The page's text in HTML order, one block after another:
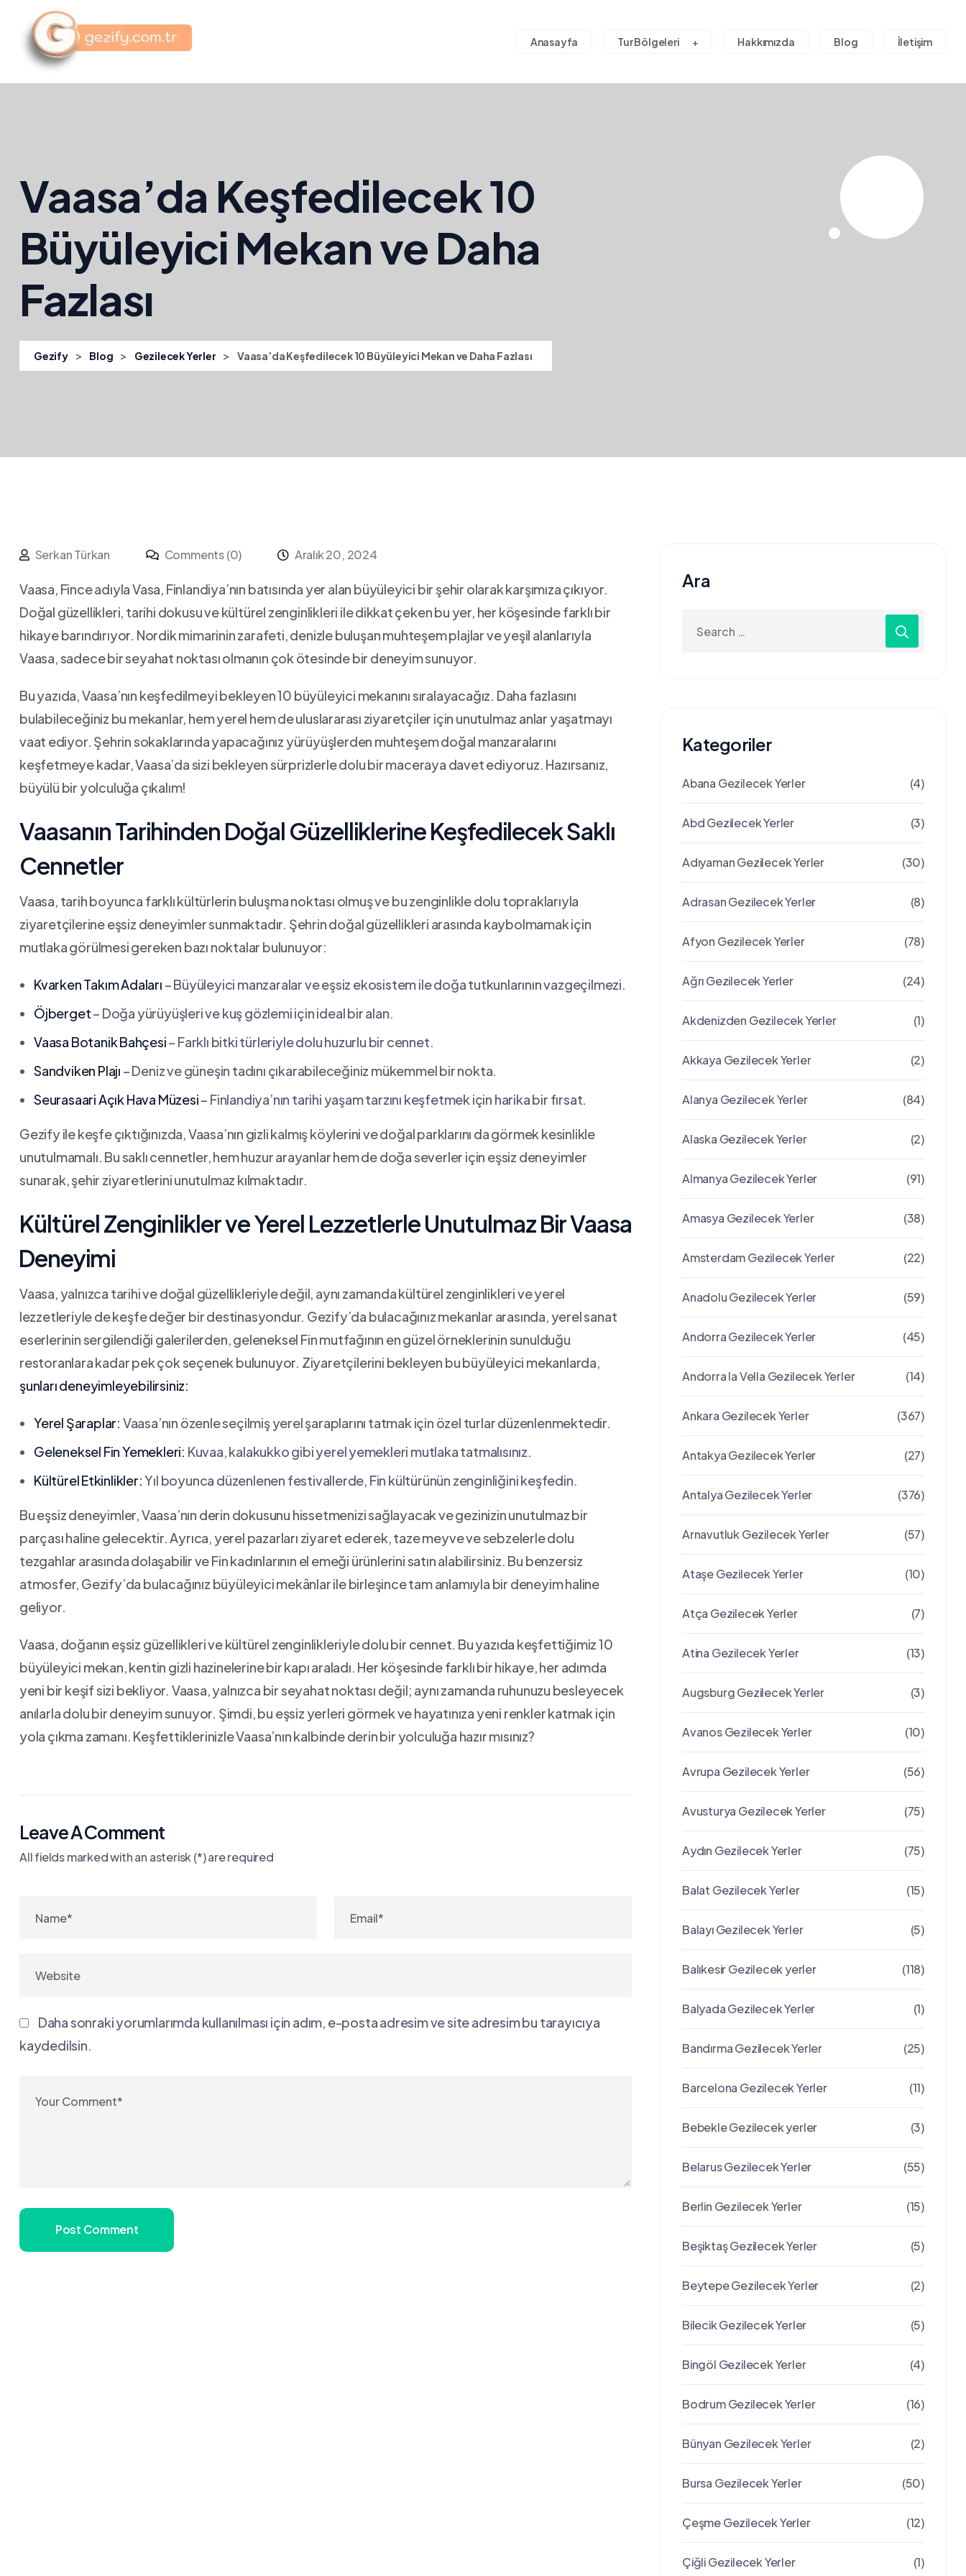
Anasayfa Tur Bölgeleri Hakkımızda Blog İletişim
Vaasa’da Keşfedilecek 10
Büyüleyici Mekan ve Daha
Fazlası
Gezify > Blog > Gezilecek Yerler > Vaasa’da Keşfedilecek 10 Büyüleyici Mekan ve Daha Fazlası
Serkan Türkan Comments (0) Aralık 20, 2024
Vaasa, Fince adıyla Vasa, Finlandiya’nın batısında yer alan büyüleyici bir şehir olarak karşımıza çıkıyor.
Doğal güzellikleri,‌ tarihi dokusu ve kültürel zenginlikleri ile⁢ dikkat⁢ çeken bu yer, her köşesinde farklı bir
hikaye barındırıyor. Nordik mimarinin zarafeti, denizle buluşan muhteşem plajlar ve yeşil alanlarıyla
Vaasa, sadece bir seyahat noktası olmanın çok⁣ ötesinde bir deneyim sunuyor.
Bu yazıda, Vaasa’nın keşfedilmeyi bekleyen 10 büyüleyici mekanını sıralayacağız. Daha ⁣fazlasını
bulabileceğiniz⁣ bu mekanlar, hem yerel hem de⁤ uluslararası ⁣ziyaretçiler için unutulmaz anlar yaşatmayı​
vaat⁣ ediyor. Şehrin sokaklarında yapacağınız yürüyüşlerden muhteşem doğal manzaralarını‌
keşfetmeye kadar, Vaasa’da sizi bekleyen sürprizlerle dolu bir maceraya davet ediyoruz. Hazırsanız,‍
büyülü bir yolculuğa çıkalım!
Vaasanın Tarihinden Doğal Güzelliklerine Keşfedilecek Saklı
Cennetler
Vaasa, tarih boyunca farklı⁢ kültürlerin buluşma​ noktası ‍olmuş ve bu zenginlikle dolu topraklarıyla
ziyaretçilerine eşsiz deneyimler sunmaktadır. Şehrin doğal güzellikleri arasında kaybolmamak için
mutlaka görülmesi gereken bazı noktalar‍ bulunuyor:
Kvarken Takım Adaları – Büyüleyici manzaralar ve eşsiz ekosistem ile doğa tutkunlarının vazgeçilmezi.
Öjberget– Doğa yürüyüşleri ve kuş gözlemi için ideal bir alan.
Vaasa Botanik ⁣Bahçesi– Farklı bitki türleriyle dolu huzurlu ‌bir​ cennet.
Sandviken Plajı – Deniz ve güneşin‌ tadını ​çıkarabileceğiniz mükemmel bir nokta.
Seurasaari Açık Hava Müzesi– Finlandiya’nın tarihi yaşam tarzını keşfetmek için harika bir fırsat.
Gezify ile keşfe çıktığınızda, Vaasa’nın⁢ gizli kalmış köylerini ve doğal parklarını da görmek‌ kesinlikle
unutulmamalı. Bu saklı cennetler, hem huzur arayanlar hem de doğa severler için eşsiz deneyimler
sunarak, şehir ziyaretlerini⁢ unutulmaz kılmaktadır.
Kültürel Zenginlikler ve ​Yerel Lezzetlerle Unutulmaz Bir Vaasa
⁢Deneyimi
Vaasa, yalnızca tarihi ve doğal güzellikleriyle değil, aynı zamanda kültürel zenginlikleri ve yerel
⁤lezzetleriyle de keşfe değer bir destinasyondur. ⁣Gezify’da bulacağınız mekanlar arasında, yerel sanat
eserlerinin sergilendiği galerilerden, geleneksel Fin mutfağının‌ en güzel örneklerinin sunulduğu ​
restoranlara kadar pek çok seçenek bulunuyor. Ziyaretçilerini bekleyen bu‌ büyüleyici mekanlarda,
şunları deneyimleyebilirsiniz:
Yerel Şaraplar: Vaasa’nın özenle seçilmiş yerel şaraplarını tatmak için özel turlar düzenlenmektedir.
Geleneksel Fin Yemekleri: Kuvaa, kalakukko gibi ‍yerel ⁣yemekleri mutlaka tatmalısınız.
Kültürel ⁤Etkinlikler:Yıl boyunca düzenlenen festivallerde, Fin kültürünün zenginliğini keşfedin.
Bu eşsiz deneyimler, Vaasa’nın derin dokusunu hissetmenizi sağlayacak ve gezinizin unutulmaz bir
parçası ⁤haline gelecektir. Ayrıca, yerel pazarları ziyaret ederek, taze meyve ve sebzelerle dolu
tezgahlar arasında dolaşabilir⁤ ve ​Fin kadınlarının el emeği ürünlerini satın alabilirsiniz. Bu benzersiz
atmosfer, Gezify’da bulacağınız büyüleyici ⁣mekânlar ile birleşince tam anlamıyla bir deneyim haline
geliyor.
Vaasa, doğanın eşsiz ‍güzellikleri ve kültürel zenginlikleriyle dolu bir cennet. Bu yazıda ⁢keşfettiğimiz 10
büyüleyici​ mekan, kentin gizli hazinelerine ⁣bir kapı araladı. Her köşesinde farklı⁢ bir​ hikaye,⁤ her adımda
⁤yeni bir keşif sizi bekliyor. Vaasa, ‌yalnızca bir seyahat noktası değil; aynı zamanda ruhunuzu⁢ besleyecek
anılarla dolu ⁣bir deneyim sunuyor. Şimdi, bu eşsiz yerleri görmek ve hayatınıza yeni renkler‌ katmak için
yola çıkma zamanı. Keşfettiklerinizle Vaasa’nın kalbinde derin bir yolculuğa hazır mısınız?
Leave A Comment
All fields marked with an asterisk (*) are required
Daha sonraki yorumlarımda kullanılması için adım, e-posta adresim ve site adresim bu tarayıcıya
kaydedilsin.
Post Comment
Ara
for:
Kategoriler
Abana Gezilecek Yerler (4)
Abd Gezilecek Yerler (3)
Adıyaman Gezilecek Yerler (30)
Adrasan Gezilecek Yerler (8)
Afyon Gezilecek Yerler (78)
Ağrı Gezilecek Yerler (24)
Akdenizden Gezilecek Yerler (1)
Akkaya Gezilecek Yerler (2)
Alanya Gezilecek Yerler (84)
Alaska Gezilecek Yerler (2)
Almanya Gezilecek Yerler (91)
Amasya Gezilecek Yerler (38)
Amsterdam Gezilecek Yerler (22)
Anadolu Gezilecek Yerler (59)
Andorra Gezilecek Yerler (45)
Andorra la Vella Gezilecek Yerler (14)
Ankara Gezilecek Yerler (367)
Antakya Gezilecek Yerler (27)
Antalya Gezilecek Yerler (376)
Arnavutluk Gezilecek Yerler (57)
Ataşe Gezilecek Yerler (10)
Atça Gezilecek Yerler (7)
Atina Gezilecek Yerler (13)
Augsburg Gezilecek Yerler (3)
Avanos Gezilecek Yerler (10)
Avrupa Gezilecek Yerler (56)
Avusturya Gezilecek Yerler (75)
Aydın Gezilecek Yerler (75)
Balat Gezilecek Yerler (15)
Balayı Gezilecek Yerler (5)
Balıkesir Gezilecek yerler (118)
Balyada Gezilecek Yerler (1)
Bandırma Gezilecek Yerler (25)
Barcelona Gezilecek Yerler (11)
Bebekle Gezilecek yerler (3)
Belarus Gezilecek Yerler (55)
Berlin Gezilecek Yerler (15)
Beşiktaş Gezilecek Yerler (5)
Beytepe Gezilecek Yerler (2)
Bilecik Gezilecek Yerler (5)
Bingöl Gezilecek Yerler (4)
Bodrum Gezilecek Yerler (16)
Bünyan Gezilecek Yerler (2)
Bursa Gezilecek Yerler (50)
Çeşme Gezilecek Yerler (12)
Çiğli Gezilecek Yerler (1)